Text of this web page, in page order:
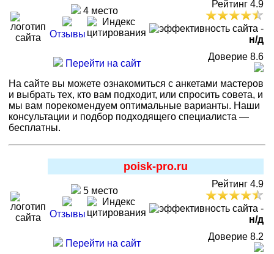
4 место
Отзывы
Рейтинг 4.9
-
н/д
Перейти на сайт
Доверие 8.6
На сайте вы можете ознакомиться с анкетами мастеров
и выбрать тех, кто вам подходит, или спросить совета, и
мы вам порекомендуем оптимальные варианты. Наши
консультации и подбор подходящего специалиста —
бесплатны.
poisk-pro.ru
5 место
Отзывы
Рейтинг 4.9
-
н/д
Перейти на сайт
Доверие 8.2